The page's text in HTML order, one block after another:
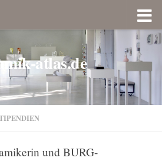
atlas.de
und BURG-